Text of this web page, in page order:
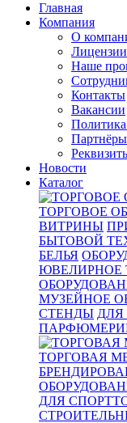
Главная
Компания
О
Наше
Контакты
Вакансии
Новости
Каталог
ТОРГОВОЕ
ВИТРИНЫ
БЫТОВОЙ
БЕЛЬЯ
ЮВЕЛИРНОЕ
МУЗЕЙНОЕ
СТЕНДЫ
ТОРГОВАЯ
ДЛЯ